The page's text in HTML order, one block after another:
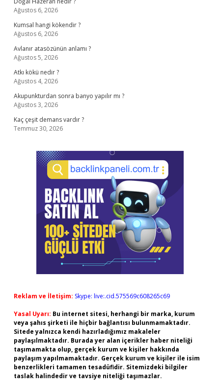
Ağustos 6, 2026
Kumsal hangi kökendir ?
Ağustos 6, 2026
Avlanır atasözünün anlamı ?
Ağustos 5, 2026
Atkı kökü nedir ?
Ağustos 4, 2026
Akupunkturdan sonra banyo yapılır mı ?
Ağustos 3, 2026
Kaç çeşit demans vardır ?
Temmuz 30, 2026
Reklam ve İletişim: Skype: live:.cid.575569c608265c69
Yasal Uyarı: Bu internet sitesi, herhangi bir marka, kurum
veya şahıs şirketi ile hiçbir bağlantısı bulunmamaktadır.
Sitede yalnızca kendi hazırladığımız makaleler
paylaşılmaktadır. Burada yer alan içerikler haber niteliği
taşımamakta olup, gerçek kurum ve kişiler hakkında
paylaşım yapılmamaktadır. Gerçek kurum ve kişiler ile isim
benzerlikleri tamamen tesadüfidir. Sitemizdeki bilgiler
taslak halindedir ve tavsiye niteliği taşımazlar.